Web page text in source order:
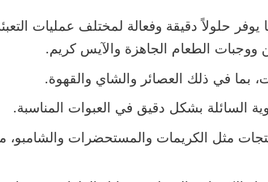
حلولاً دقيقة وفعالة لمختلف عمليات
ووجبات الطعام الجاهزة والآيس كريم.
بما في ذلك العصائر والشاي والقهوة.
السائلة بشكل دقيق في العبوات المناسبة.
مثل الكريمات والمستحضرات والشامبو،